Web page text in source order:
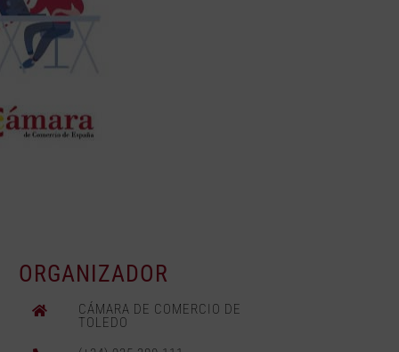
ORGANIZADOR
CÁMARA DE COMERCIO DE
TOLEDO